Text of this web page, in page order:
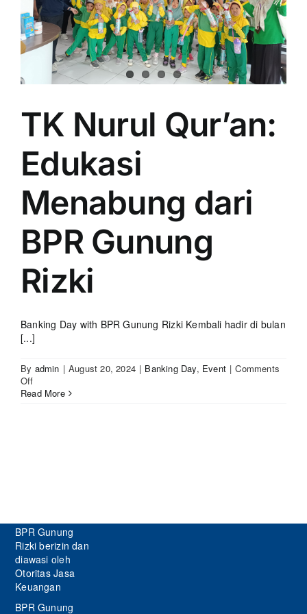
TK Nurul Qur’an:
Edukasi
Menabung dari
BPR Gunung
Rizki
Banking Day with BPR Gunung Rizki Kembali hadir di bulan
[...]
By admin | August 20, 2024 | Banking Day, Event | Comments
Offon
TK
Read More
BPR Gunung
Rizki berizin dan
diawasi oleh
Otoritas Jasa
Keuangan
BPR Gunung